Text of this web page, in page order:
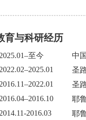
与科研经历
2025.01–至今
中
2022.02–2025.01
圣
2016.11–2022.01
圣
2016.04–2016.10
耶
2014.11-2016.03
耶